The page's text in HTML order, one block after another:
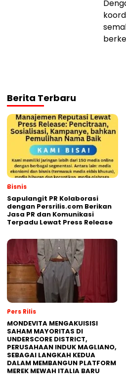
Berita Terbaru
Bisnis
Sapulangit PR Kolaborasi
dengan Persrilis.com Berikan
Jasa PR dan Komunikasi
Terpadu Lewat Press Release
Pers Rilis
MONDEVITA MENGAKUISISI
SAHAM MAYORITAS DI
UNDERSCORE DISTRICT,
PERUSAHAAN INDUK MAGLIANO,
SEBAGAI LANGKAH KEDUA
DALAM MEMBANGUN PLATFORM
MEREK MEWAH ITALIA BARU